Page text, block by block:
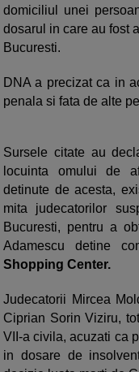
domiciliul unei
dosarul in care au fost
Bucuresti.
DNA a precizat ca in
penala si fata de alte
Sursele citate au
locuinta omului de
detinute de acesta,
mita judecatorilor
Bucuresti, pentru a
Adamescu detine
Shopping Center.
Judecatorii Mircea
Ciprian Sorin Viziru,
VII-a civila, acuzati ca
in dosare de